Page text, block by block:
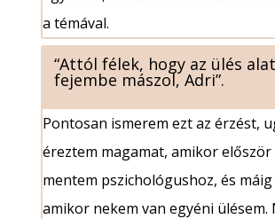
a témával.
“Attól félek, hogy az ülés
fejembe mászol, Adri”.
Pontosan ismerem ezt az érzést,
éreztem magamat, amikor
mentem pszichológushoz, és
amikor nekem van egyéni ülésem.